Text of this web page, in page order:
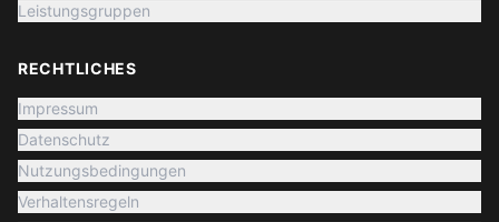
Leistungsgruppen
RECHTLICHES
Impressum
Datenschutz
Nutzungsbedingungen
Verhaltensregeln